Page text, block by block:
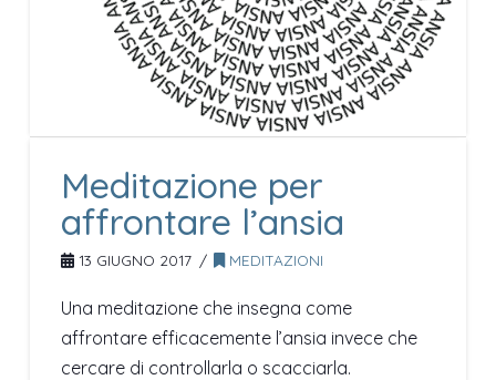
Meditazione per
affrontare l’ansia
13 GIUGNO 2017 MEDITAZIONI
Una meditazione che insegna come
affrontare efficacemente l’ansia invece che
cercare di controllarla o scacciarla.